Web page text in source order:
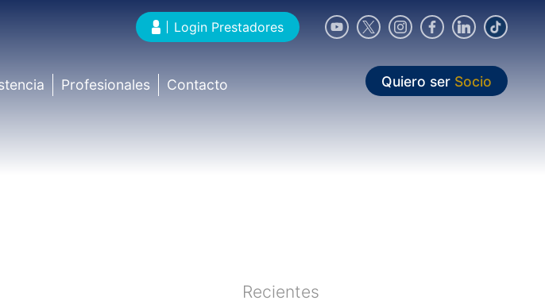
Login Prestadores
Profesionales Contacto Quiero ser Socio
Recientes